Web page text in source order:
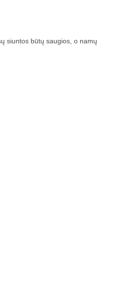
siuntos būtų saugios, o namų